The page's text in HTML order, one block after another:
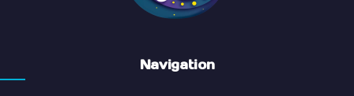
Navigation